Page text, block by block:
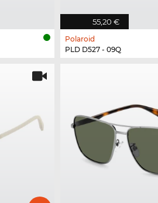
55,20 €
Polaroid
PLD D527 - 09Q